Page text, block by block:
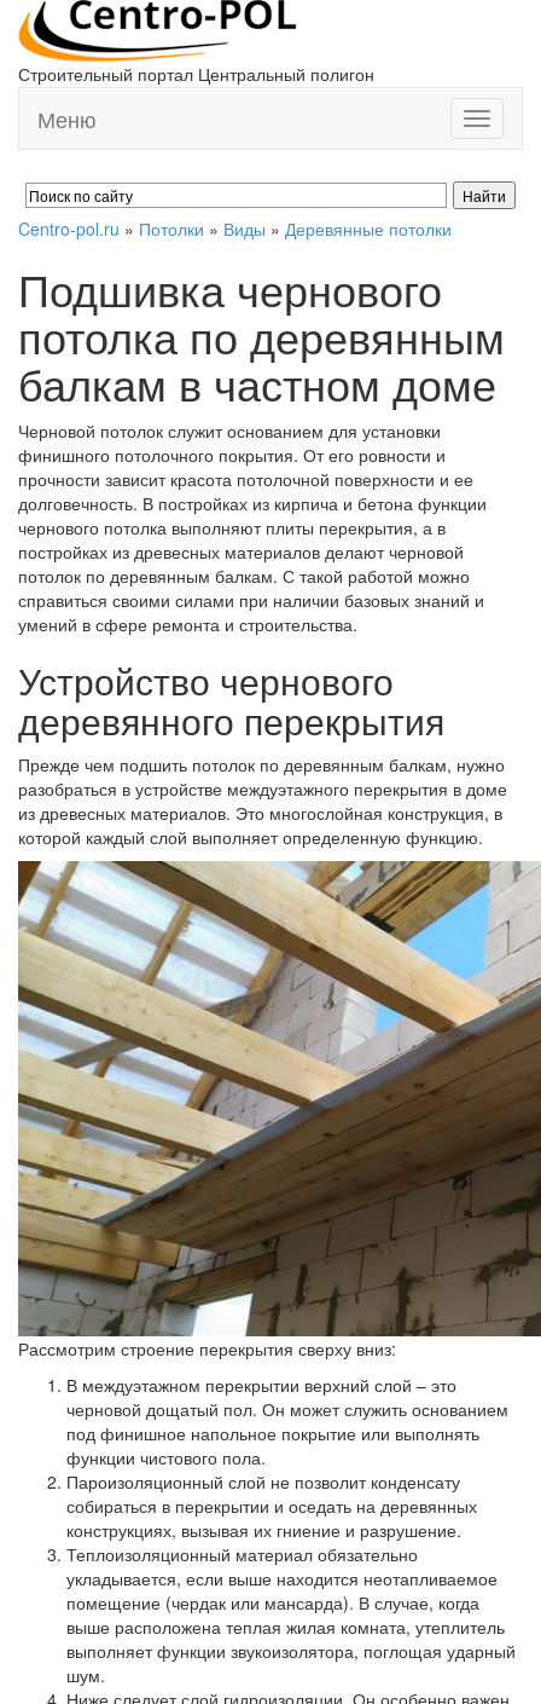
Строительный портал Центральный полигон
Toggle
Меню
Centro-pol.ru » Потолки » Виды » Деревянные потолки
Подшивка чернового
потолка по деревянным
балкам в частном доме
Черновой потолок служит основанием для установки
финишного потолочного покрытия. От его ровности и
прочности зависит красота потолочной поверхности и ее
долговечность. В постройках из кирпича и бетона функции
чернового потолка выполняют плиты перекрытия, а в
постройках из древесных материалов делают черновой
потолок по деревянным балкам. С такой работой можно
справиться своими силами при наличии базовых знаний и
умений в сфере ремонта и строительства.
Устройство чернового
деревянного перекрытия
Прежде чем подшить потолок по деревянным балкам, нужно
разобраться в устройстве междуэтажного перекрытия в доме
из древесных материалов. Это многослойная конструкция, в
которой каждый слой выполняет определенную функцию.
Рассмотрим строение перекрытия сверху вниз:
В междуэтажном перекрытии верхний слой – это
черновой дощатый пол. Он может служить основанием
под финишное напольное покрытие или выполнять
функции чистового пола.
Пароизоляционный слой не позволит конденсату
собираться в перекрытии и оседать на деревянных
конструкциях, вызывая их гниение и разрушение.
Теплоизоляционный материал обязательно
укладывается, если выше находится неотапливаемое
помещение (чердак или мансарда). В случае, когда
выше расположена теплая жилая комната, утеплитель
выполняет функции звукоизолятора, поглощая ударный
шум.
Ниже следует слой гидроизоляции. Он особенно важен